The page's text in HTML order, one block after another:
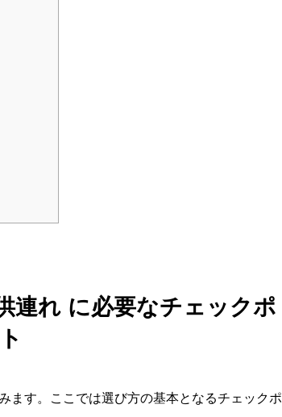
連れ に必要なチェックポ
ます。ここでは選び方の基本となるチェックポ